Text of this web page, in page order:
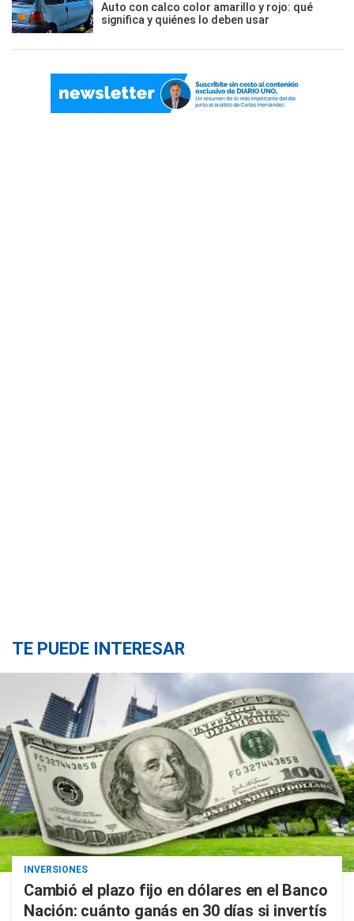
Auto con calco color amarillo y rojo: qué
significa y quiénes lo deben usar
TE PUEDE INTERESAR
INVERSIONES
Cambió el plazo fijo en dólares en el Banco
Nación: cuánto ganás en 30 días si invertís